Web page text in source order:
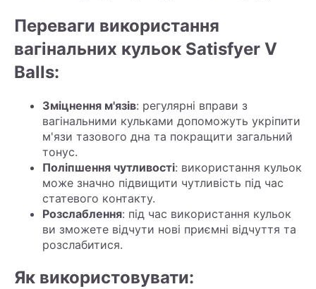
Переваги використання
вагінальних кульок Satisfyer V
Balls:
Зміцнення м'язів: регулярні вправи з
вагінальними кульками допоможуть укріпити
м'язи тазового дна та покращити загальний
тонус.
Поліпшення чутливості: використання кульок
може значно підвищити чутливість під час
статевого контакту.
Розслаблення: під час використання кульок
ви зможете відчути нові приємні відчуття та
розслабитися.
Як використовувати: